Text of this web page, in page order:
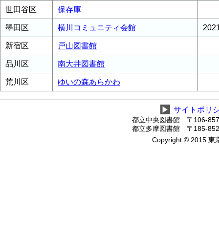
世田谷区 保存庫
墨田区 横川コミュニティ会館
新宿区 戸山図書館
品川区 南大井図書館
荒川区 ゆいの森あらかわ
▶ サイトポリ
都立中央図書館 〒106-
都立多摩図書館 〒185-
Copyright © 2015 東